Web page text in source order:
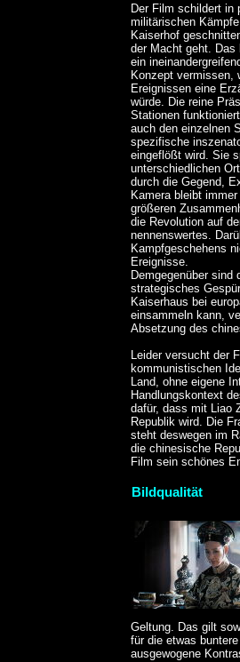
Der Film schildert in
militärischen
Kaiserhof
der Macht geht. Das
ein
Konzept vermissen,
Ereignissen eine
würde. Die reine
Stationen
auch den einzelnen
spezifische
eingeflößt wird. Sie
unterschiedlichen
durch die Gegend,
Kamera bleibt
größeren
die Revolution auf
nennenswertes.
Kampfgeschehens
Ereignisse.
Demgegenüber
strategisches
Kaiserhaus bei
einsammeln kann,
Absetzung des
Leider versucht der
kommunistischen
Land, ohne eigene
Handlungskontext
dafür, dass mit Liao
Republik wird. Die
steht deswegen im
die chinesische
Film sein schönes
Bildqualität
Geltung. Das gilt
für die etwas
ausgewogene